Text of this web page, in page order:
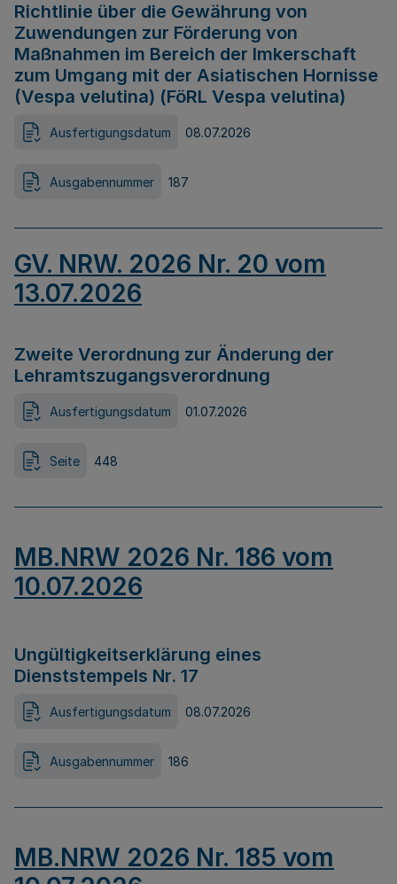
Richtlinie über die Gewährung von
Zuwendungen zur Förderung von
Maßnahmen im Bereich der Imkerschaft
zum Umgang mit der Asiatischen Hornisse
(Vespa velutina) (FöRL Vespa velutina)
Ausfertigungsdatum 08.07.2026
Ausgabennummer 187
GV. NRW. 2026 Nr. 20 vom
13.07.2026
Zweite Verordnung zur Änderung der
Lehramtszugangsverordnung
Ausfertigungsdatum 01.07.2026
Seite 448
MB.NRW 2026 Nr. 186 vom
10.07.2026
Ungültigkeitserklärung eines
Dienststempels Nr. 17
Ausfertigungsdatum 08.07.2026
Ausgabennummer 186
MB.NRW 2026 Nr. 185 vom